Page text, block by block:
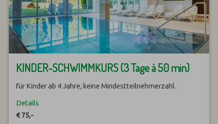
KINDER-SCHWIMMKURS (3 Tage à 50 min)
für Kinder ab 4 Jahre, keine Mindestteilnehmerzahl.
Details
€ 75,-